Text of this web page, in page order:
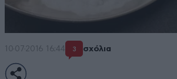
10·07·2016 16:44 3 σχόλια